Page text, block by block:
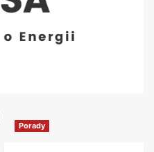
Porady